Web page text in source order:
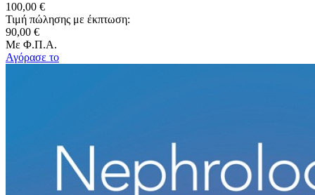
100,00 €
Τιμή πώλησης με έκπτωση:
90,00 €
Με Φ.Π.Α.
Αγόρασε το